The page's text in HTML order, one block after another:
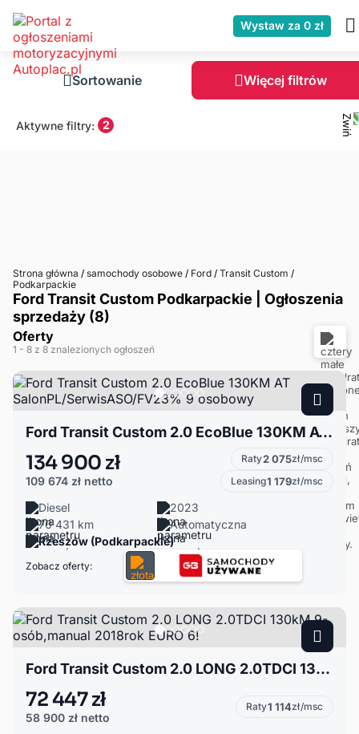
Wystaw za 0 zł
Sortowanie Więcej filtrów
Aktywne filtry: 2
Strona główna / samochody osobowe / Ford / Transit Custom /
Podkarpackie
Ford Transit Custom Podkarpackie | Ogłoszenia
sprzedaży (8)
Oferty
1 - 8 z 8 znalezionych ogłoszeń
Ford Transit Custom 2.0 EcoBlue 130KM AT SalonPL/SerwisASO/FV23% 9 osobowy
134 900 zł
109 674 zł netto
Raty2 075zł/msc
Leasing1 179zł/msc
Diesel
2023
70 431 km
Automatyczna
Rzeszów (Podkarpackie)
Zobacz oferty:
Ford Transit Custom 2.0 LONG 2.0TDCI 130kM 9-osób,manual 2018rok EURO 6!
72 447 zł
58 900 zł netto
Raty1 114zł/msc